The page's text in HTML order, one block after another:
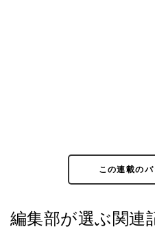
この連載の
編集部が選ぶ関連